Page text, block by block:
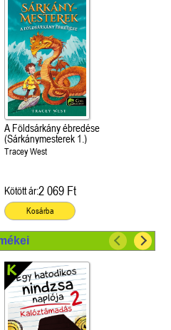
A Földsárkány ébredése
(Sárkánymesterek 1.)
Tracey West
Kötött ár:2 069 Ft
Kosárba